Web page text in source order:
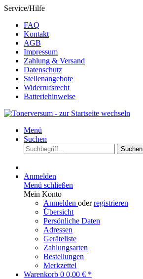
Service/Hilfe
FAQ
Kontakt
AGB
Impressum
Zahlung & Versand
Datenschutz
Stellenangebote
Widerrufsrecht
Batteriehinweise
Menü
Suchen
Suchen
Anmelden
Menü schließen
Mein Konto
Anmelden oderregistrieren
Übersicht
Persönliche Daten
Adressen
Geräteliste
Zahlungsarten
Bestellungen
Merkzettel
Warenkorb 0 0,00 € *